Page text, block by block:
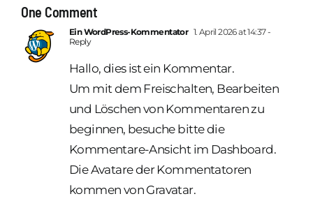
One Comment
Ein WordPress-Kommentator 1. April 2026 at 14:37-
Reply
Hallo, dies ist ein Kommentar.
Um mit dem Freischalten, Bearbeiten
und Löschen von Kommentaren zu
beginnen, besuche bitte die
Kommentare-Ansicht im Dashboard.
Die Avatare der Kommentatoren
kommen von Gravatar.